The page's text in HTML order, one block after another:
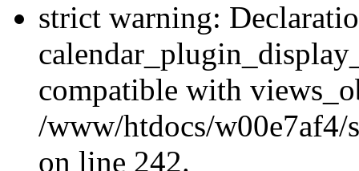
strict warning:
compatible with
/www/htdocs/w00e7af4/
on line 242.